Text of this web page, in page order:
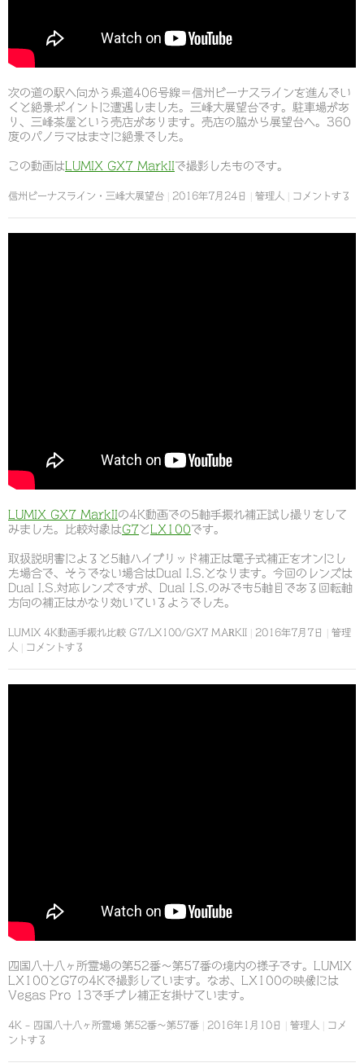
次の道の駅へ向かう県道406号線＝信州ビーナスラインを進んでい
くと絶景ポイントに遭遇しました。三峰大展望台です。駐車場があ
り、三峰茶屋という売店があります。売店の脇から展望台へ。360
度のパノラマはまさに絶景でした。
この動画は LUMIX GX7 MarkIIで撮影したものです。
信州ビーナスライン・三峰大展望台 2016年7月24日 管理人 コメントする
LUMIX GX7 MarkIIの4K動画での5軸手振れ補正試し撮りをして
みました。比較対象はG7 と LX100です。
取扱説明書によると5軸ハイブリッド補正は電子式補正をオンにし
た場合で、そうでない場合はDual I.S.となります。今回のレンズは
Dual I.S.対応レンズですが、Dual I.S.のみでも5軸目である回転軸
方向の補正はかなり効いているようでした。
LUMIX 4K動画手振れ比較 G7/LX100/GX7 MARKII 2016年7月7日
管理
人
コメントする
四国八十八ヶ所霊場の第52番～第57番の境内の様子です。LUMIX
LX100とG7の4Kで撮影しています。なお、LX100の映像には
Vegas Pro 13で手ブレ補正を掛けています。
4K – 四国八十八ヶ所霊場 第52番～第57番 2016年1月10日 管理人
コメ
ントする